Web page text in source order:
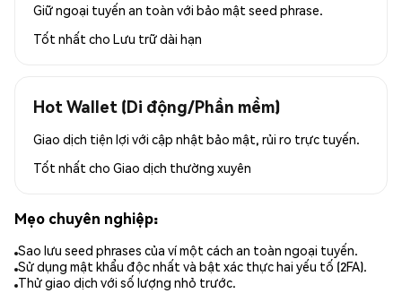
Giữ ngoại tuyến an toàn với bảo mật seed phrase.
Tốt nhất cho Lưu trữ dài hạn
Hot Wallet (Di động/Phần mềm)
Giao dịch tiện lợi với cập nhật bảo mật, rủi ro trực tuyến.
Tốt nhất cho Giao dịch thường xuyên
Mẹo chuyên nghiệp:
Sao lưu seed phrases của ví một cách an toàn ngoại tuyến.
Sử dụng mật khẩu độc nhất và bật xác thực hai yếu tố (2FA).
Thử giao dịch với số lượng nhỏ trước.